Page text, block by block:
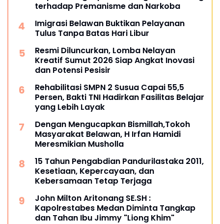
terhadap Premanisme dan Narkoba
Imigrasi Belawan Buktikan Pelayanan
Tulus Tanpa Batas Hari Libur
Resmi Diluncurkan, Lomba Nelayan
Kreatif Sumut 2026 Siap Angkat Inovasi
dan Potensi Pesisir
Rehabilitasi SMPN 2 Susua Capai 55,5
Persen, Bakti TNI Hadirkan Fasilitas Belajar
yang Lebih Layak
Dengan Mengucapkan Bismillah,Tokoh
Masyarakat Belawan, H Irfan Hamidi
Meresmikian Musholla
15 Tahun Pengabdian Pandurilastaka 2011,
Kesetiaan, Kepercayaan, dan
Kebersamaan Tetap Terjaga
John Milton Aritonang SE.SH :
Kapolrestabes Medan Diminta Tangkap
dan Tahan Ibu Jimmy "Liong Khim"